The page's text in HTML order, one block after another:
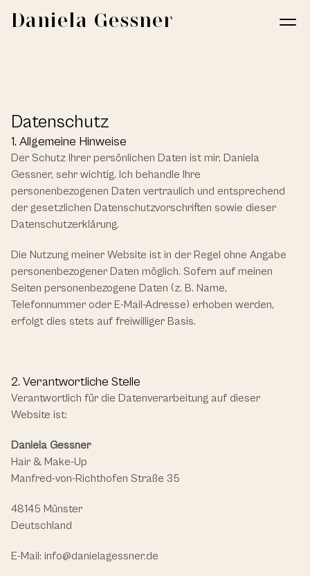
Daniela Gessner
Datenschutz
1. Allgemeine Hinweise
Der Schutz Ihrer persönlichen Daten ist mir, Daniela
Gessner, sehr wichtig. Ich behandle Ihre
personenbezogenen Daten vertraulich und entsprechend
der gesetzlichen Datenschutzvorschriften sowie dieser
Datenschutzerklärung.
Die Nutzung meiner Website ist in der Regel ohne Angabe
personenbezogener Daten möglich. Sofern auf meinen
Seiten personenbezogene Daten (z. B. Name,
Telefonnummer oder E-Mail-Adresse) erhoben werden,
erfolgt dies stets auf freiwilliger Basis.
2. Verantwortliche Stelle
Verantwortlich für die Datenverarbeitung auf dieser
Website ist:
Daniela Gessner
Hair & Make-Up
Manfred-von-Richthofen Straße 35
48145 Münster
Deutschland
E-Mail: info@danielagessner.de